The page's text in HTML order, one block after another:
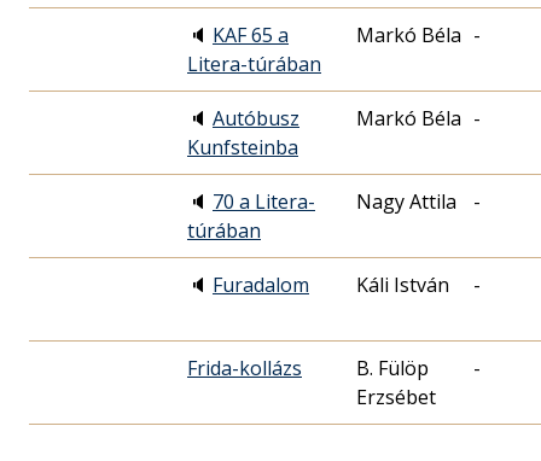
🔈 KAF 65 a
Litera-túrában
Markó Béla -
🔈 Autóbusz
Kunfsteinba
Markó Béla -
🔈 70 a Litera-
túrában
Nagy Attila -
🔈 Furadalom Káli István -
Frida-kollázs
B. Fülöp
Erzsébet
-